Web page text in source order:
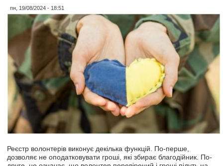
пн, 19/08/2024 - 18:51
Реєстр волонтерів виконує декілька функцій. По-перше,
дозволяє не оподатковувати гроші, які збирає благодійник. По-